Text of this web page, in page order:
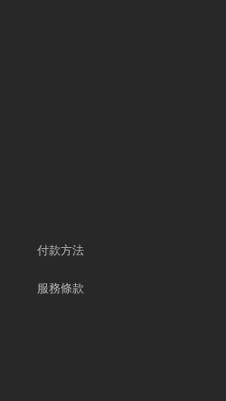
付款方法
服務條款